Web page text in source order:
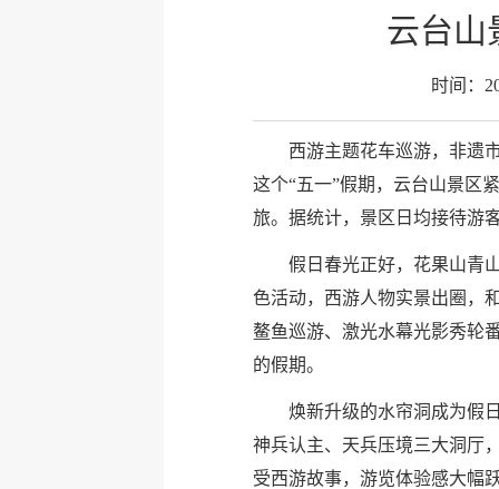
云台山
时间：
西游主题花车巡游，非遗
这个“五一”假期，云台山景区
旅。据统计，景区日均接待游
假日春光正好，花果山青
色活动，西游人物实景出圈，
鳌鱼巡游、激光水幕光影秀轮
的假期。
焕新升级的水帘洞成为假
神兵认主、天兵压境三大洞厅
受西游故事，游览体验感大幅